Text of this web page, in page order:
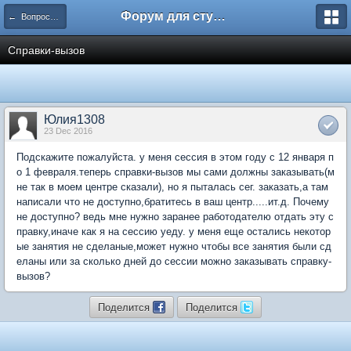
← Вопросы и ответы Форум для студента СГА
Справки-вызов
Юлия1308
23 Dec 2016
Подскажите пожалуйста. у меня сессия в этом году с 12 января п
о 1 февраля.теперь справки-вызов мы сами должны заказывать(м
не так в моем центре сказали), но я пыталась сег. заказать,а там
написали что не доступно,братитесь в ваш центр.....ит.д. Почему
не доступно? ведь мне нужно заранее работодателю отдать эту с
правку,иначе как я на сессию уеду. у меня еще остались некотор
ые занятия не сделаные,может нужно чтобы все занятия были сд
еланы или за сколько дней до сессии можно заказывать справку-
вызов?
Поделится Поделится